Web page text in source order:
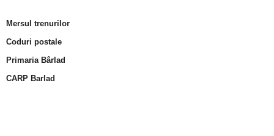
Mersul trenurilor
Coduri postale
Primaria Bârlad
CARP Barlad